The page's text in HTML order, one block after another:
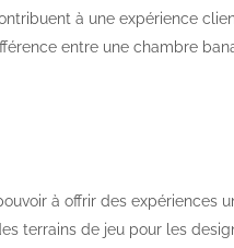
à une expérience
entre une chambre
à offrir des expériences
terrains de jeu pour les